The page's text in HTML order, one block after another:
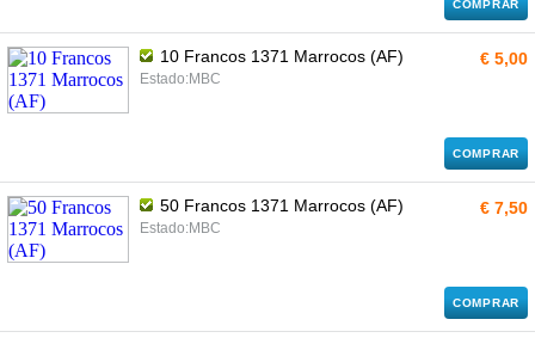
COMPRAR
10 Francos 1371 Marrocos (AF)
Estado:MBC
€ 5,00
COMPRAR
50 Francos 1371 Marrocos (AF)
Estado:MBC
€ 7,50
COMPRAR